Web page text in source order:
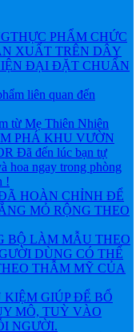
THỰC PHẨM CHỨC
XUẤT TRÊN DÂY
ĐẠI ĐẶT CHUẨN
liên quan đến
từ Mẹ Thiên Nhiên
PHÁ KHU VƯỜN
Đã đến lúc bạn tự
hoa ngay trong phòng
!
HOÀN CHỈNH ĐỂ
MỎ RỘNG THEO
BỘ LÀM MẪU THEO
DÙNG CÓ THỂ
THẪM MỸ CỦA
KIỆM GIÚP ĐỂ BỔ
MÔ, TUỲ VÀO
NGƯỜI.